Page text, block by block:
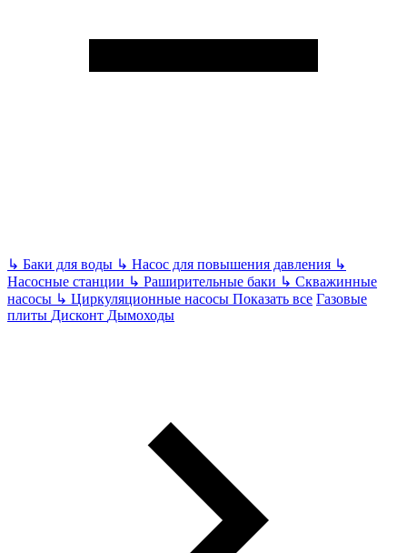
↳ Баки для воды ↳ Насос для повышения давления ↳
Насосные станции ↳ Раширительные баки ↳ Скважинные
насосы ↳ Циркуляционные насосы Показать все Газовые
плиты Дисконт Дымоходы